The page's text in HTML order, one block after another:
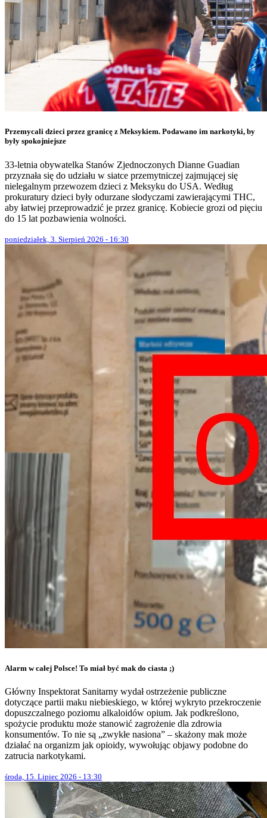
Przemycali dzieci przez granicę z Meksykiem. Podawano im narkotyki, by
były spokojniejsze
33-letnia obywatelka Stanów Zjednoczonych Dianne Guadian
przyznała się do udziału w siatce przemytniczej zajmującej się
nielegalnym przewozem dzieci z Meksyku do USA. Według
prokuratury dzieci były odurzane słodyczami zawierającymi THC,
aby łatwiej przeprowadzić je przez granicę. Kobiecie grozi od pięciu
do 15 lat pozbawienia wolności.
poniedziałek, 3. Sierpień 2026 - 16:30
Alarm w całej Polsce! To miał być mak do ciasta ;)
Główny Inspektorat Sanitarny wydał ostrzeżenie publiczne
dotyczące partii maku niebieskiego, w której wykryto przekroczenie
dopuszczalnego poziomu alkaloidów opium. Jak podkreślono,
spożycie produktu może stanowić zagrożenie dla zdrowia
konsumentów. To nie są „zwykłe nasiona” – skażony mak może
działać na organizm jak opioidy, wywołując objawy podobne do
zatrucia narkotykami.
środa, 15. Lipiec 2026 - 13:30